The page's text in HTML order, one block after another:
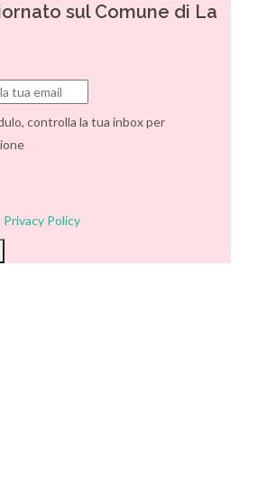
sul Comune di La
controlla la tua inbox per
Privacy Policy